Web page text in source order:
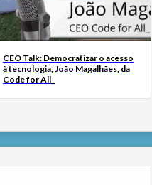
CEO Talk: Democratizar o acesso
à tecnologia, João Magalhães, da
Code for All_